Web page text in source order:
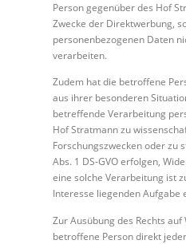
Person gegenüber des Hof
Zwecke der Direktwerbung,
personenbezogenen Daten
verarbeiten.
Zudem hat die betroffene
aus ihrer besonderen
betreffende Verarbeitung
Hof Stratmann zu
Forschungszwecken oder zu
Abs. 1 DS-GVO erfolgen,
eine solche Verarbeitung ist
Interesse liegenden Aufgabe
Zur Ausübung des Rechts
betroffene Person direkt